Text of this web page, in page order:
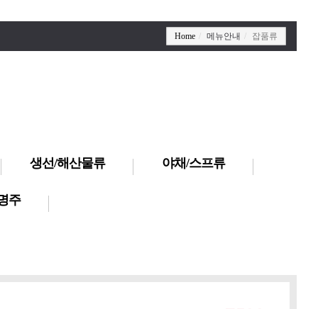
Home 메뉴안내 잡품류
생선/해산물류 야채/스프류
주